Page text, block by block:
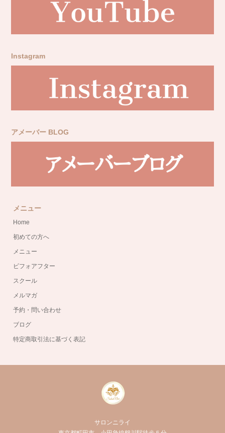
Instagram
アメーバー BLOG
メニュー
Home
初めての方へ
メニュー
ビフォアフター
スクール
メルマガ
予約・問い合わせ
ブログ
特定商取引法に基づく表記
サロンニライ